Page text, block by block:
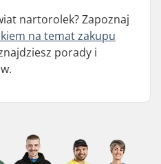
nartorolek? Zapoznaj
na temat zakupu
porady i